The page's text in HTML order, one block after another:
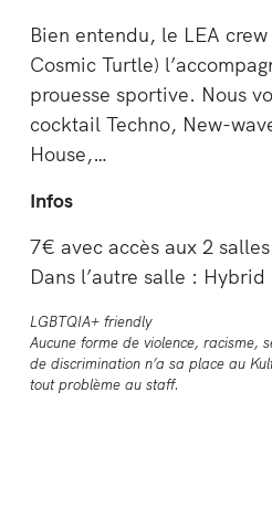
Bien entendu, le LEA
Cosmic Turtle)
prouesse sportive. Nous
cocktail Techno, New-
House,…
Infos
7€ avec accès aux 2
Dans l’autre salle : Hybrid
LGBTQIA+ friendly
Aucune forme de violence, racisme,
de discrimination n’a sa place au
tout problème au staff.